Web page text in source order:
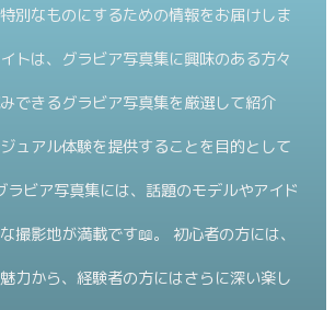
別なものにするための情報をお届けしま
トは、グラビア写真集に興味のある方々
できるグラビア写真集を厳選して紹介
ュアル体験を提供することを目的として
ラビア写真集には、話題のモデルやアイド
撮影地が満載です📖。 初心者の方には、
力から、経験者の方にはさらに深い楽し